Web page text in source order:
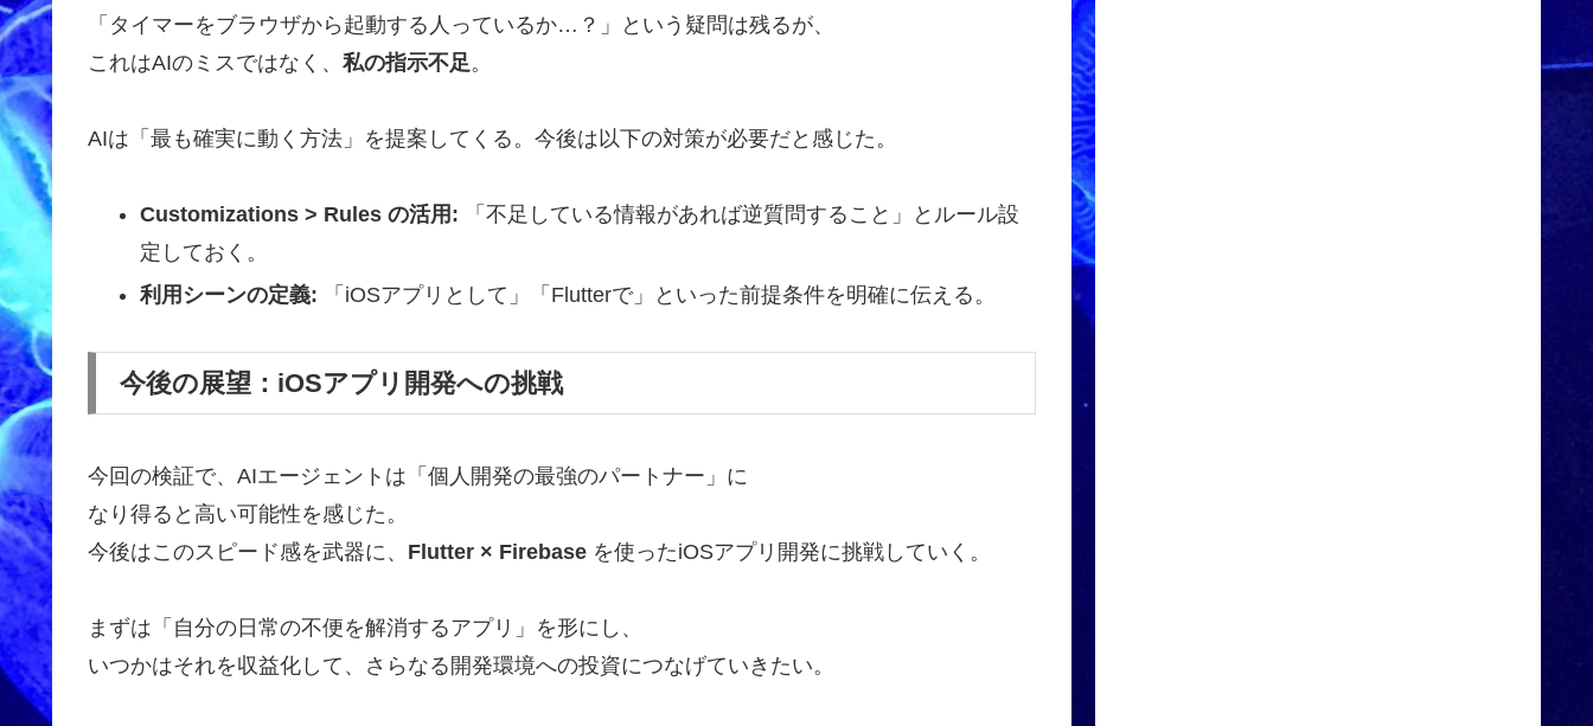
「タイマーをブラウザから起動する人っているか…？」という疑問は残るが、
これはAIのミスではなく、 私の指示不足 。
AIは「最も確実に動く方法」を提案してくる。今後は以下の対策が必要だと感じた。
Customizations > Rules の活用: 「不足している情報があれば逆質問すること」とルール設
定しておく。
利用シーンの定義: 「iOSアプリとして」「Flutterで」といった前提条件を明確に伝える。
今後の展望：iOSアプリ開発への挑戦
今回の検証で、AIエージェントは「個人開発の最強のパートナー」に
なり得ると高い可能性を感じた。
今後はこのスピード感を武器に、 Flutter × Firebase を使ったiOSアプリ開発に挑戦していく。
まずは「自分の日常の不便を解消するアプリ」を形にし、
いつかはそれを収益化して、さらなる開発環境への投資につなげていきたい。